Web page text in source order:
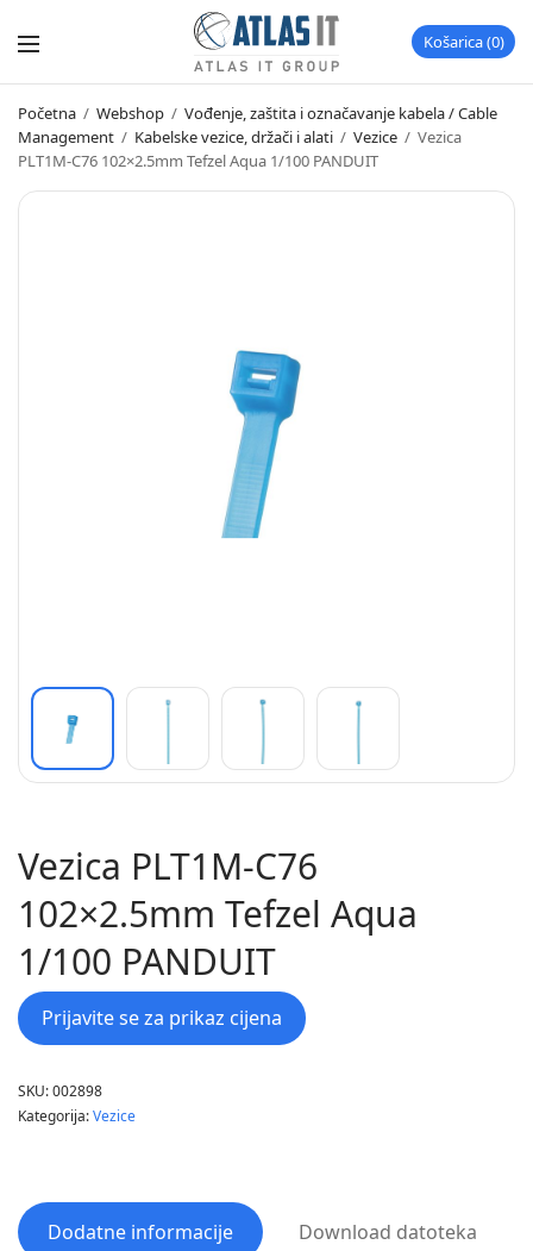
Košarica 0
Početna / Webshop / Vođenje, zaštita i označavanje kabela / Cable
Management / Kabelske vezice, držači i alati / Vezice / Vezica
PLT1M-C76 102×2.5mm Tefzel Aqua 1/100 PANDUIT
Vezica PLT1M-C76
102×2.5mm Tefzel Aqua
1/100 PANDUIT
Prijavite se za prikaz cijena
SKU:002898
Kategorija:Vezice
Dodatne informacije Download datoteka